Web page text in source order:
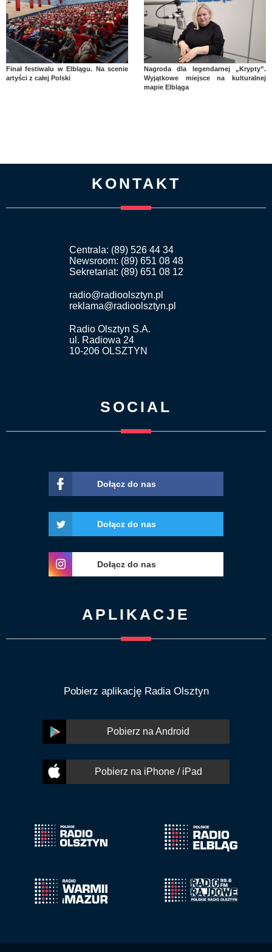
Finał festiwalu w Elblągu. Na scenie
artyści z całej Polski
Nagroda dla legendarnej „Krypty”.
Wyjątkowe miejsce na kulturalnej
mapie Elbląga
KONTAKT
Centrala: (89) 526 44 34
Newsroom: (89) 651 08 48
Sekretariat: (89) 651 08 12
radio@radioolsztyn.pl
reklama@radioolsztyn.pl
Radio Olsztyn S.A.
ul. Radiowa 24
10-206 OLSZTYN
SOCIAL
Dołącz do nas
Dołącz do nas
Dołącz do nas
APLIKACJE
Pobierz aplikację Radia Olsztyn
Pobierz na Android
Pobierz na iPhone / iPad